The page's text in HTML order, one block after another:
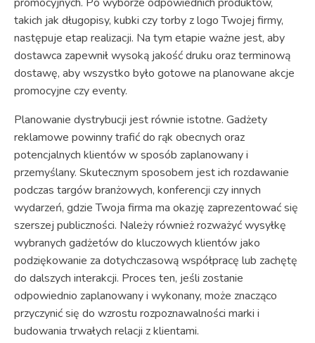
takich jak długopisy, kubki czy torby z logo Twojej firmy,
następuje etap realizacji. Na tym etapie ważne jest, aby
dostawca zapewnił wysoką jakość druku oraz terminową
dostawę, aby wszystko było gotowe na planowane akcje
promocyjne czy eventy.
Planowanie dystrybucji jest równie istotne. Gadżety
reklamowe powinny trafić do rąk obecnych oraz
potencjalnych klientów w sposób zaplanowany i
przemyślany. Skutecznym sposobem jest ich rozdawanie
podczas targów branżowych, konferencji czy innych
wydarzeń, gdzie Twoja firma ma okazję zaprezentować się
szerszej publiczności. Należy również rozważyć wysyłkę
wybranych gadżetów do kluczowych klientów jako
podziękowanie za dotychczasową współpracę lub zachętę
do dalszych interakcji. Proces ten, jeśli zostanie
odpowiednio zaplanowany i wykonany, może znacząco
przyczynić się do wzrostu rozpoznawalności marki i
budowania trwałych relacji z klientami.